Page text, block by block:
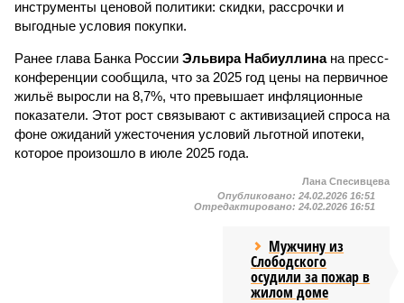
инструменты ценовой политики: скидки, рассрочки и
выгодные условия покупки.
Ранее глава Банка России Эльвира Набиуллинана пресс-
конференции сообщила, что за 2025 год цены на первичное
жильё выросли на 8,7%, что превышает инфляционные
показатели. Этот рост связывают с активизацией спроса на
фоне ожиданий ужесточения условий льготной ипотеки,
которое произошло в июле 2025 года.
Лана Спесивцева
Опубликовано: 24.02.2026 16:51
Отредактировано: 24.02.2026 16:51
Мужчину из
Слободского
осудили за пожар в
жилом доме